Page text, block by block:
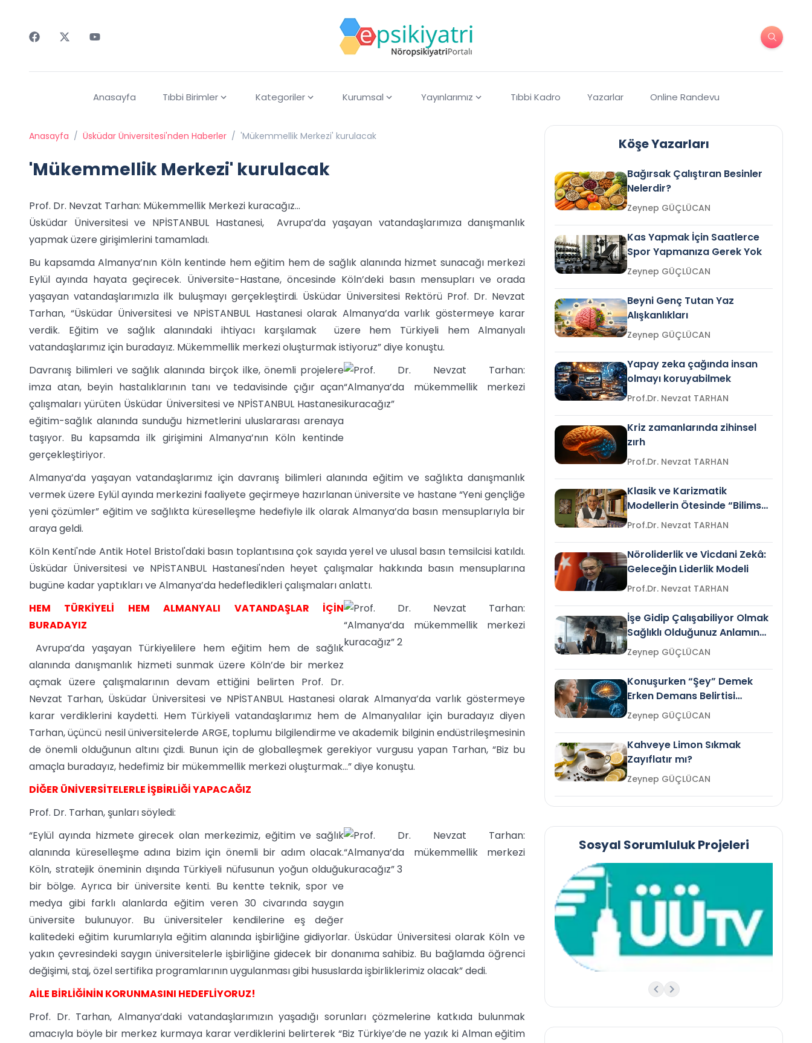
Anasayfa Tıbbi Birimler Kategoriler Kurumsal Yayınlarımız Tıbbi Kadro Yazarlar Online Randevu
Anasayfa / Üsküdar Üniversitesi'nden Haberler / 'Mükemmellik Merkezi' kurulacak
'Mükemmellik Merkezi' kurulacak
Prof. Dr. Nevzat Tarhan: Mükemmellik Merkezi kuracağız...
Üsküdar Üniversitesi ve NPİSTANBUL Hastanesi, Avrupa’da yaşayan vatandaşlarımıza danışmanlık
yapmak üzere girişimlerini tamamladı.
Bu kapsamda Almanya’nın Köln kentinde hem eğitim hem de sağlık alanında hizmet sunacağı merkezi
Eylül ayında hayata geçirecek. Üniversite-Hastane, öncesinde Köln’deki basın mensupları ve orada
yaşayan vatandaşlarımızla ilk buluşmayı gerçekleştirdi. Üsküdar Üniversitesi Rektörü Prof. Dr. Nevzat
Tarhan, “Üsküdar Üniversitesi ve NPİSTANBUL Hastanesi olarak Almanya’da varlık göstermeye karar
verdik. Eğitim ve sağlık alanındaki ihtiyacı karşılamak üzere hem Türkiyeli hem Almanyalı
vatandaşlarımız için buradayız. Mükemmellik merkezi oluşturmak istiyoruz” diye konuştu.
Davranış bilimleri ve sağlık alanında birçok ilke, önemli projelere
imza atan, beyin hastalıklarının tanı ve tedavisinde çığır açan
çalışmaları yürüten Üsküdar Üniversitesi ve NPİSTANBUL Hastanesi
eğitim-sağlık alanında sunduğu hizmetlerini uluslararası arenaya
taşıyor. Bu kapsamda ilk girişimini Almanya’nın Köln kentinde
gerçekleştiriyor.
Almanya’da yaşayan vatandaşlarımız için davranış bilimleri alanında eğitim ve sağlıkta danışmanlık
vermek üzere Eylül ayında merkezini faaliyete geçirmeye hazırlanan üniversite ve hastane “Yeni gençliğe
yeni çözümler” eğitim ve sağlıkta küreselleşme hedefiyle ilk olarak Almanya’da basın mensuplarıyla bir
araya geldi.
Köln Kenti'nde Antik Hotel Bristol'daki basın toplantısına çok sayıda yerel ve ulusal basın temsilcisi katıldı.
Üsküdar Üniversitesi ve NPİSTANBUL Hastanesi'nden heyet çalışmalar hakkında basın mensuplarına
bugüne kadar yaptıkları ve Almanya’da hedefledikleri çalışmaları anlattı.
HEM TÜRKİYELİ HEM ALMANYALI VATANDAŞLAR İÇİN
BURADAYIZ
Avrupa’da yaşayan Türkiyelilere hem eğitim hem de sağlık
alanında danışmanlık hizmeti sunmak üzere Köln’de bir merkez
açmak üzere çalışmalarının devam ettiğini belirten Prof. Dr.
Nevzat Tarhan, Üsküdar Üniversitesi ve NPİSTANBUL Hastanesi olarak Almanya’da varlık göstermeye
karar verdiklerini kaydetti. Hem Türkiyeli vatandaşlarımız hem de Almanyalılar için buradayız diyen
Tarhan, üçüncü nesil üniversitelerde ARGE, toplumu bilgilendirme ve akademik bilginin endüstrileşmesinin
de önemli olduğunun altını çizdi. Bunun için de globalleşmek gerekiyor vurgusu yapan Tarhan, “Biz bu
amaçla buradayız, hedefimiz bir mükemmellik merkezi oluşturmak…” diye konuştu.
DİĞER ÜNİVERSİTELERLE İŞBİRLİĞİ YAPACAĞIZ
Prof. Dr. Tarhan, şunları söyledi:
“Eylül ayında hizmete girecek olan merkezimiz, eğitim ve sağlık
alanında küreselleşme adına bizim için önemli bir adım olacak.
Köln, stratejik öneminin dışında Türkiyeli nüfusunun yoğun olduğu
bir bölge. Ayrıca bir üniversite kenti. Bu kentte teknik, spor ve
medya gibi farklı alanlarda eğitim veren 30 civarında saygın
üniversite bulunuyor. Bu üniversiteler kendilerine eş değer
kalitedeki eğitim kurumlarıyla eğitim alanında işbirliğine gidiyorlar. Üsküdar Üniversitesi olarak Köln ve
yakın çevresindeki saygın üniversitelerle işbirliğine gidecek bir donanıma sahibiz. Bu bağlamda öğrenci
değişimi, staj, özel sertifika programlarının uygulanması gibi hususlarda işbirliklerimiz olacak” dedi.
AİLE BİRLİĞİNİN KORUNMASINI HEDEFLİYORUZ!
Prof. Dr. Tarhan, Almanya’daki vatandaşlarımızın yaşadığı sorunları çözmelerine katkıda bulunmak
amacıyla böyle bir merkez kurmaya karar verdiklerini belirterek “Biz Türkiye’de ne yazık ki Alman eğitim
Köşe Yazarları
Bağırsak Çalıştıran Besinler
Nelerdir?
Zeynep GÜÇLÜCAN
Kas Yapmak İçin Saatlerce
Spor Yapmanıza Gerek Yok
Zeynep GÜÇLÜCAN
Beyni Genç Tutan Yaz
Alışkanlıkları
Zeynep GÜÇLÜCAN
Yapay zeka çağında insan
olmayı koruyabilmek
Prof.Dr. Nevzat TARHAN
Kriz zamanlarında zihinsel
zırh
Prof.Dr. Nevzat TARHAN
Klasik ve Karizmatik
Modellerin Ötesinde “Bilimsel
Liderlik”
Prof.Dr. Nevzat TARHAN
Nöroliderlik ve Vicdani Zekâ:
Geleceğin Liderlik Modeli
Prof.Dr. Nevzat TARHAN
İşe Gidip Çalışabiliyor Olmak
Sağlıklı Olduğunuz Anlamına
Gelir mi?Zeynep GÜÇLÜCAN
Konuşurken “Şey” Demek
Erken Demans Belirtisi
Olabilir mi?Zeynep GÜÇLÜCAN
Kahveye Limon Sıkmak
Zayıflatır mı?
Zeynep GÜÇLÜCAN
Sosyal Sorumluluk Projeleri